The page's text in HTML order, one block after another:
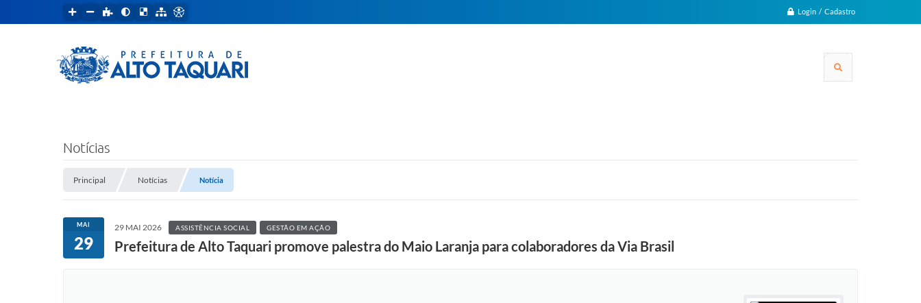
Login / Cadastro
Notícias
Principal Notícias Notícia
MAI
29
29 MAI 2026 ASSISTÊNCIA SOCIAL GESTÃO EM AÇÃO
Prefeitura de Alto Taquari promove palestra do Maio Laranja para colaboradores da Via Brasil